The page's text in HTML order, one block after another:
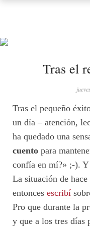
Tras el
Tras el pequeño
un día – atención,
ha quedado una
cuento para
confía en mí?» ;-).
La situación de
entonces escribí
Pro que durante la
y que a los tres días